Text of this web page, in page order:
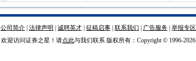
公司简介 法律声明 诚聘英才 征稿启事 联系我们 广告服务 举报专区
欢迎访问证券之星！请点此与我们联系 版权所有：Copyright © 1996-2026